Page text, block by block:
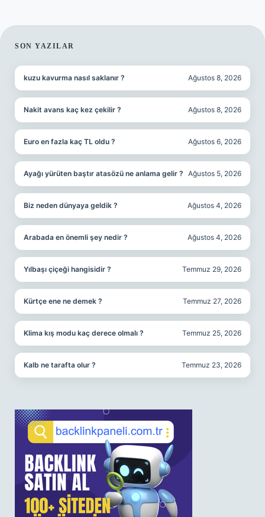
SIDEBAR
SON YAZILAR
kuzu kavurma nasıl saklanır ? Ağustos 8, 2026
Nakit avans kaç kez çekilir ? Ağustos 8, 2026
Euro en fazla kaç TL oldu ? Ağustos 6, 2026
Ayağı yürüten baştır atasözü ne anlama gelir ? Ağustos 5, 2026
Biz neden dünyaya geldik ? Ağustos 4, 2026
Arabada en önemli şey nedir ? Ağustos 4, 2026
Yılbaşı çiçeği hangisidir ? Temmuz 29, 2026
Kürtçe ene ne demek ? Temmuz 27, 2026
Klima kış modu kaç derece olmalı ? Temmuz 25, 2026
Kalb ne tarafta olur ? Temmuz 23, 2026